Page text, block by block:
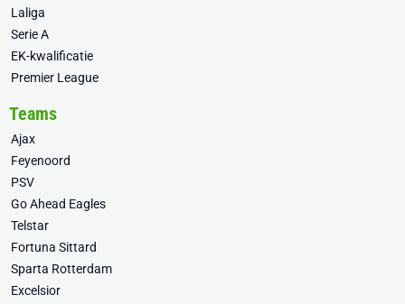
Laliga
Serie A
EK-kwalificatie
Premier League
Teams
Ajax
Feyenoord
PSV
Go Ahead Eagles
Telstar
Fortuna Sittard
Sparta Rotterdam
Excelsior